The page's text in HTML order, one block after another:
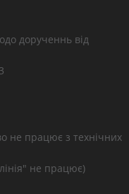
дорученнь від
працює з технічних
не працює)